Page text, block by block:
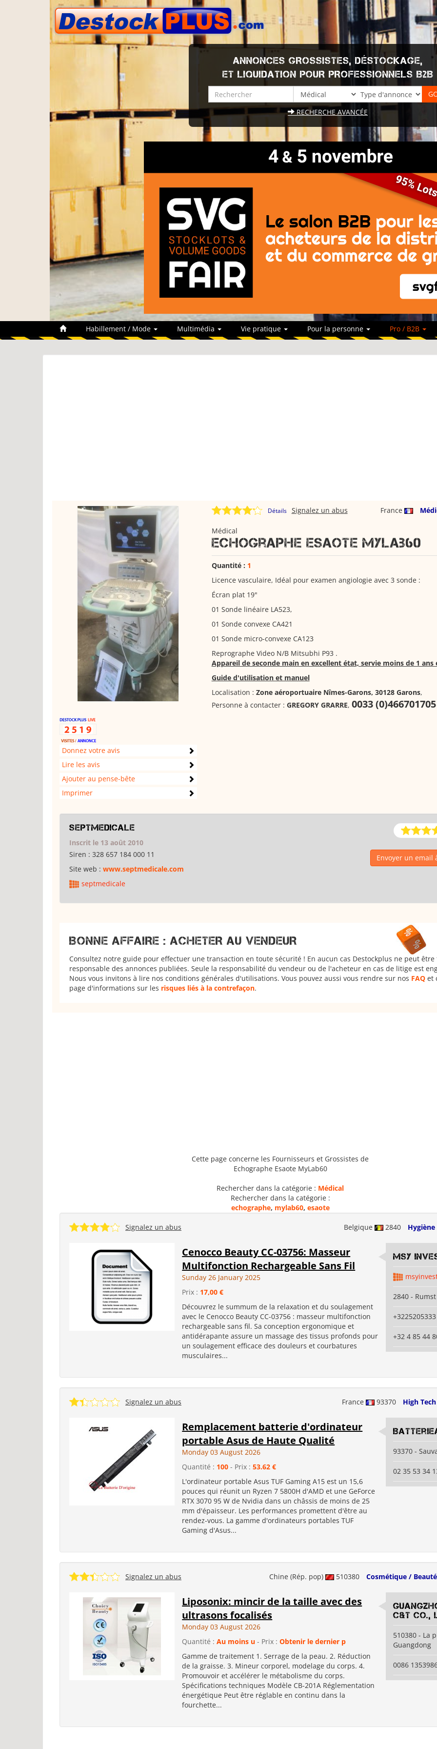
ANNONCES GROSSISTES, DÉSTOCKAGE,
ET LIQUIDATION POUR PROFESSIONNELS B2B
RECHERCHE AVANCÉE
Habillement / Mode Multimédia Vie pratique Pour la personne Pro / B2B
Donnez votre avis
Lire les avis
Ajouter au pense-bête
Imprimer
Détails France
Signalez un abus
Médical
Echographe Esaote MyLab60
Quantité : 1
Licence vasculaire, Idéal pour examen angiologie avec 3 sonde :
Écran plat 19"
01 Sonde linéaire LA523,
01 Sonde convexe CA421
01 Sonde micro-convexe CA123
Reprographe Video N/B Mitsubhi P93 .
Appareil de seconde main en excellent état, servie moins de 1 ans
Guide d'utilisation et manuel
Localisation : Zone aéroportuaire Nîmes-Garons, 30128 Garons,
Personne à contacter : GREGORY GRARRE, 0033 (0)466701705
septmedicale
Inscrit le 13 août 2010
Siren : 328 657 184 000 11
Site web : www.septmedicale.com
Envoyer un email
septmedicale
BONNE AFFAIRE : ACHETER AU VENDEUR
Consultez notre guide pour effectuer une transaction en toute sécurité ! En aucun cas Destockplus ne peut être
responsable des annonces publiées. Seule la responsabilité du vendeur ou de l'acheteur en cas de litige est
Nous vous invitons à lire nos conditions générales d'utilisations. Vous pouvez aussi vous rendre sur nos FAQ et
page d'informations sur les risques liés à la contrefaçon.
Cette page concerne les Fournisseurs et Grossistes de
Echographe Esaote MyLab60
Rechercher dans la catégorie : Médical
Rechercher dans la catégorie :
echographe, mylab60, esaote
Belgique 2840 Hygiène
Signalez un abus
Cenocco Beauty CC-03756: Masseur
Multifonction Rechargeable Sans Fil
Sunday 26 January 2025
Prix : 17,00 €
Découvrez le summum de la relaxation et du soulagement
avec le Cenocco Beauty CC-03756 : masseur multifonction
rechargeable sans fil. Sa conception ergonomique et
antidérapante assure un massage des tissus profonds pour
un soulagement efficace des douleurs et courbatures
musculaires...
MSY
2840 - Rumst
+3225205333
+32 4 85 44
France 93370 High Tech
Signalez un abus
Remplacement batterie d'ordinateur
portable Asus de Haute Qualité
Monday 03 August 2026
Quantité : 100 - Prix :53.62 €
L'ordinateur portable Asus TUF Gaming A15 est un 15,6
pouces qui réunit un Ryzen 7 5800H d'AMD et une GeForce
RTX 3070 95 W de Nvidia dans un châssis de moins de 25
mm d'épaisseur. Les performances promettent d'être au
rendez-vous. La gamme d'ordinateurs portables TUF
Gaming d'Asus...
93370 -
02 35 53 34
Chine (Rép. pop) 510380 Cosmétique / Beauté
Signalez un abus
Liposonix: mincir de la taille avec des
ultrasons focalisés
Monday 03 August 2026
Quantité :Au moins u - Prix :Obtenir le dernier p
Gamme de traitement 1. Serrage de la peau. 2. Réduction
de la graisse. 3. Mineur corporel, modelage du corps. 4.
Promouvoir et accélérer le métabolisme du corps.
Spécifications techniques Modèle CB-201A Réglementation
énergétique Peut être réglable en continu dans la
fourchette...
C&T Co.,
510380 - La
Guangdong
0086